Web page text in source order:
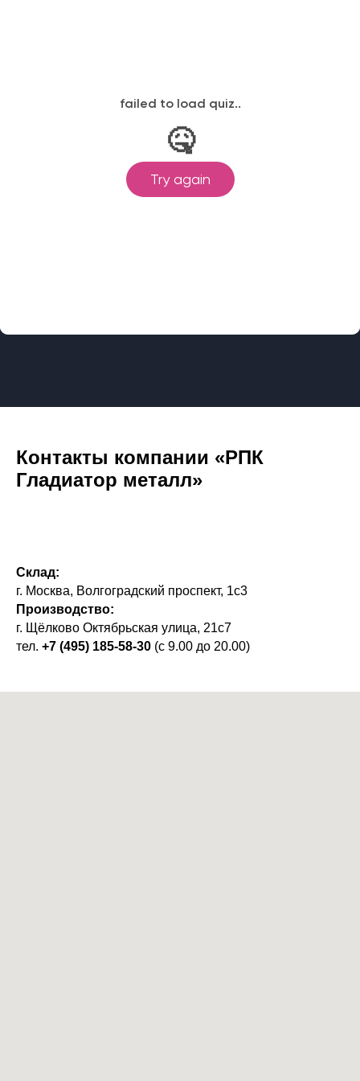
Контакты компании «РПК
Гладиатор металл»
Склад:
г. Москва, Волгоградский проспект, 1с3
Производство:
г. Щёлково Октябрьская улица, 21с7
тел. +7 (495) 185-58-30 (с 9.00 до 20.00)